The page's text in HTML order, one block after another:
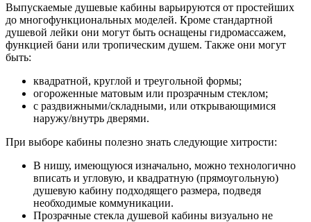
Выпускаемые душевые кабины варьируются от простейших
до многофункциональных моделей. Кроме стандартной
душевой лейки они могут быть оснащены гидромассажем,
функцией бани или тропическим душем. Также они могут
быть:
квадратной, круглой и треугольной формы;
огороженные матовым или прозрачным стеклом;
с раздвижными/складными, или открывающимися
наружу/внутрь дверями.
При выборе кабины полезно знать следующие хитрости:
В нишу, имеющуюся изначально, можно технологично
вписать и угловую, и квадратную (прямоугольную)
душевую кабину подходящего размера, подведя
необходимые коммуникации.
Прозрачные стекла душевой кабины визуально не